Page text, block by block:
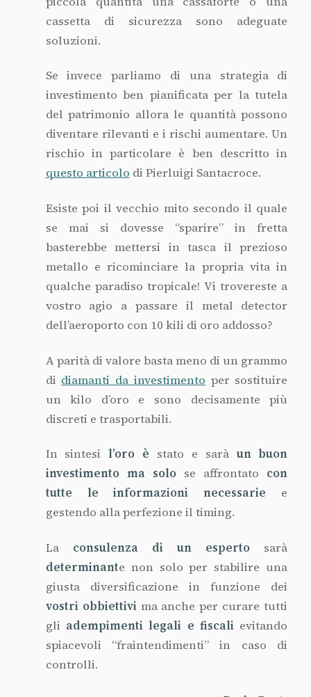
vostro agio a passare il metal detector
dell’aeroporto con 10 kili di oro addosso?
diamanti da investimento
per sostituire
un kilo d’oro e sono decisamente più
discreti e trasportabili.
In sintesi l’oro èstato e saràun buon
investimento ma solose affrontato
gestendo alla perfezione il timing.
Laconsulenza di un espertosarà
determinante non solo per stabilire una
giusta diversificazione in funzione dei
vostri obbiettivima anche per curare tutti
gliadempimenti legali e fiscalievitando
controlli.
Paolo Genta